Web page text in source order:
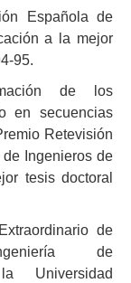
Española de
a la mejor
95.
de los
en secuencias
Retevisión
Ingenieros de
tesis doctoral
de
de
Universidad